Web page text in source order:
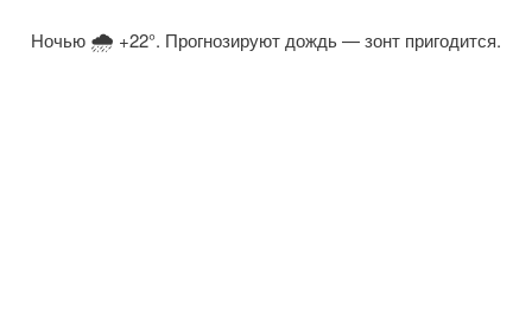
Ночью 🌧 +22°. Прогнозируют дождь — зонт пригодится.